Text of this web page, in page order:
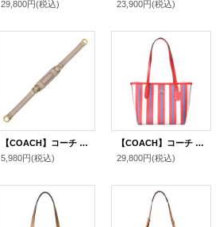
29,800円(税込) 23,900円(税込)
【COACH】コーチ レザー ショルダー ストラップ グレー（日本未発売）
5,980円(税込)
【COACH】コーチ トートバッグ レザー ストライプ ロゴ ミニ スモール シティ チャークマルチ〔日本未発売〕
29,800円(税込)